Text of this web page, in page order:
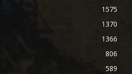
1575
1370
1366
806
589